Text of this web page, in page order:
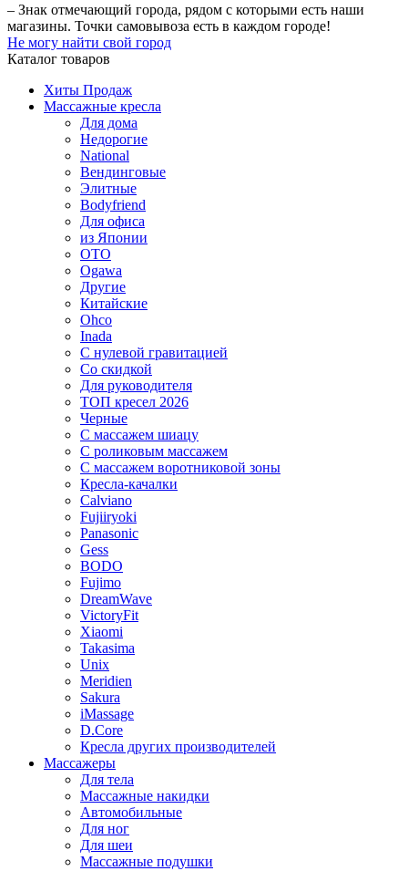
– Знак отмечающий города, рядом с которыми есть наши
магазины. Точки самовывоза есть в каждом городе!
Не могу найти свой город
Каталог товаров
Хиты Продаж
Массажные кресла
Для дома
Недорогие
National
Вендинговые
Элитные
Bodyfriend
Для офиса
из Японии
OTO
Ogawa
Другие
Китайские
Ohco
Inada
С нулевой гравитацией
Со скидкой
Для руководителя
ТОП кресел 2026
Черные
С массажем шиацу
С роликовым массажем
С массажем воротниковой зоны
Кресла-качалки
Calviano
Fujiiryoki
Panasonic
Gess
BODO
Fujimo
DreamWave
VictoryFit
Xiaomi
Takasima
Unix
Meridien
Sakura
iMassage
D.Core
Кресла других производителей
Массажеры
Для тела
Массажные накидки
Автомобильные
Для ног
Для шеи
Массажные подушки